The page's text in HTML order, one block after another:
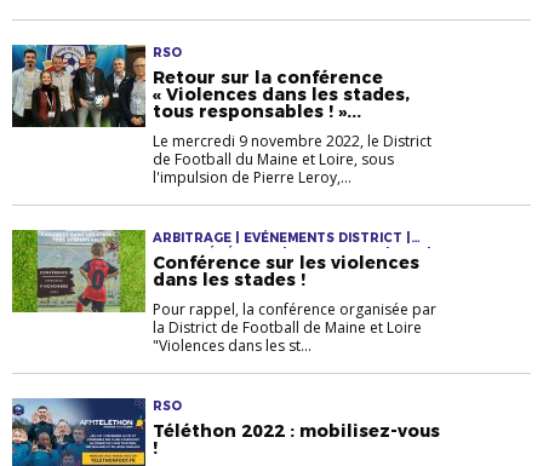
RSO
Retour sur la conférence
« Violences dans les stades,
tous responsables ! »...
Le mercredi 9 novembre 2022, le District
de Football du Maine et Loire, sous
l'impulsion de Pierre Leroy,...
ARBITRAGE | EVÉNEMENTS DISTRICT |
INFOS GÉNÉRALES | JEUNES F & M | RSO |
SENIORS F & M | VÉTÉRANS
Conférence sur les violences
dans les stades !
Pour rappel, la conférence organisée par
la District de Football de Maine et Loire
"Violences dans les st...
RSO
Téléthon 2022 : mobilisez-vous
!